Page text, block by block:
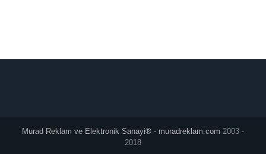
Murad Reklam ve Elektronik Sanayi® - muradreklam.com 2003 -
2018